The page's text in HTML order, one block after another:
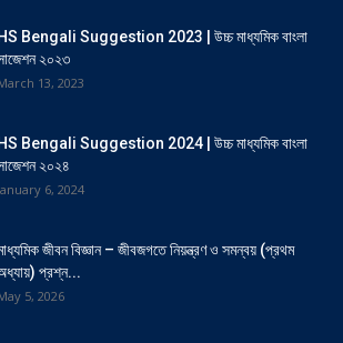
Bengali Suggestion 2023 | উচ্চ মাধ্যমিক বাংলা
২০২৩
13, 2023
Bengali Suggestion 2024 | উচ্চ মাধ্যমিক বাংলা
২০২৪
6, 2024
জীবন বিজ্ঞান – জীবজগতে নিয়ন্ত্রণ ও সমন্বয় (প্রথম
প্রশ্ন...
5, 2026